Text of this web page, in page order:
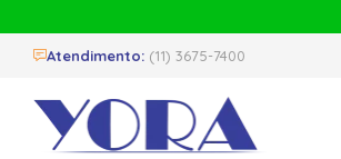
Atendimento: (11) 3675-7400